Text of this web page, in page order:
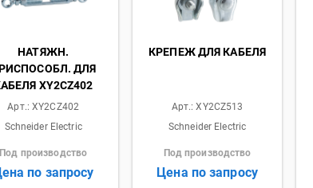
НАТЯЖН.
ДЛЯ
XY2CZ402
Арт.:XY2CZ402
Schneider Electric
Под производство
по запросу
КРЕПЕЖ ДЛЯ КАБЕЛЯ
Арт.:XY2CZ513
Schneider Electric
Под производство
Цена по запросу